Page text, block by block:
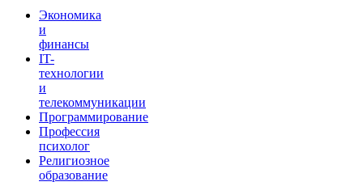
Экономика
и
финансы
IT-
технологии
и
телекоммуникации
Программирование
Профессия
психолог
Религиозное
образование